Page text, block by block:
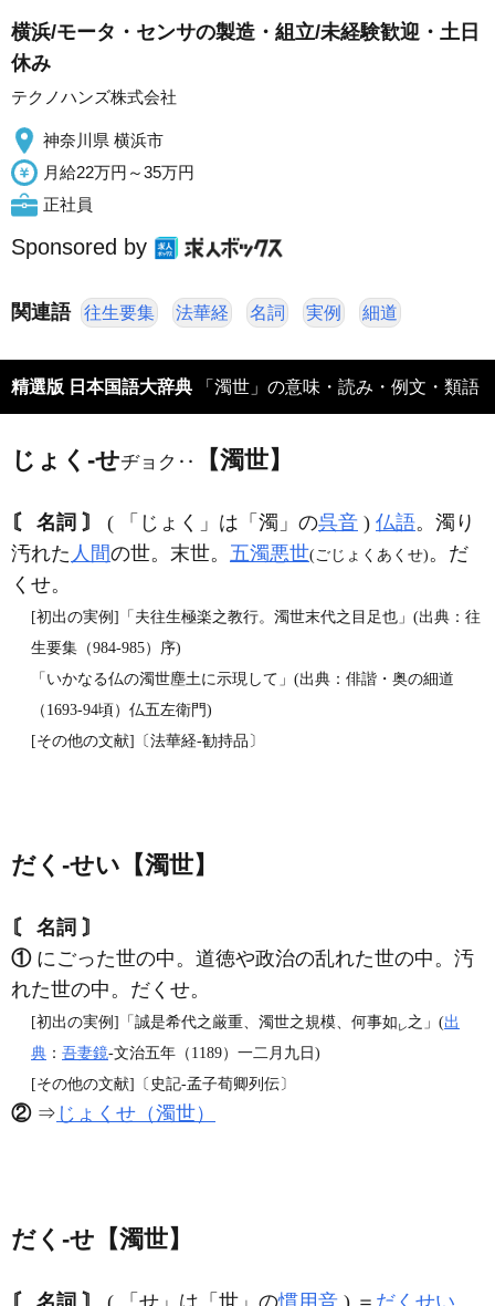
横浜/モータ・センサの製造・組立/未経験歓迎・土日
休み
テクノハンズ株式会社
神奈川県 横浜市
月給22万円～35万円
正社員
Sponsored by
関連語 往生要集 法華経 名詞 実例 細道
精選版 日本国語大辞典 「濁世」の意味・読み・例文・類語
じょく‐せヂョク‥ 【濁世】
〘 名詞 〙 ( 「じょく」は「濁」の呉音 ) 仏語。濁り
汚れた 人間の世。末世。 五濁悪世(ごじょくあくせ)。だ
くせ。
[初出の実例]「夫往生極楽之教行。濁世末代之目足也」(出典：往
生要集（984‐985）序)
「いかなる仏の濁世塵土に示現して」(出典：俳諧・奥の細道
（1693‐94頃）仏五左衛門)
[その他の文献]〔法華経‐勧持品〕
だく‐せい【濁世】
〘 名詞 〙
①にごった世の中。道徳や政治の乱れた世の中。汚
れた世の中。だくせ。
[初出の実例]「誠是希代之厳重、濁世之規模、何事如 レ 之」(出
典 ： 吾妻鏡‐文治五年（1189）一二月九日)
[その他の文献]〔史記‐孟子荀卿列伝〕
②⇒ じょくせ（濁世）
だく‐せ【濁世】
〘 名詞 〙 ( 「せ」は「世」の慣用音 ) ＝ だくせい